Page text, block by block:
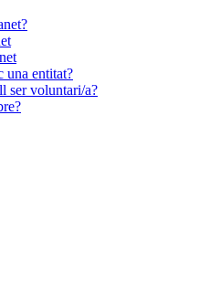
una entitat?
ser voluntari/a?